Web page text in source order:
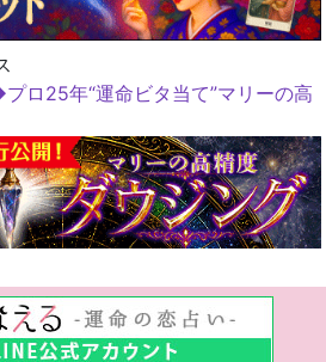
ロ25年“運命ビタ当て”マリーの高